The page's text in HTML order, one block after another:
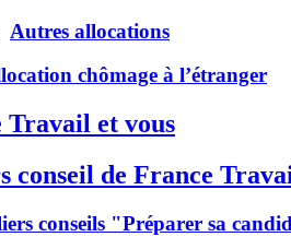
Autres allocations
chômage à l’étranger
Travail et vous
conseil de France
conseils "Préparer sa